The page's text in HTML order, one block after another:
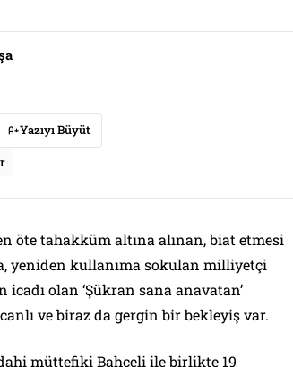
Yazıyı Büyüt
öte tahakküm altına alınan, biat etmesi
yeniden kullanıma sokulan milliyetçi
icadı olan ‘Şükran sana anavatan’
ve biraz da gergin bir bekleyiş var.
müttefiki Bahçeli ile birlikte 19